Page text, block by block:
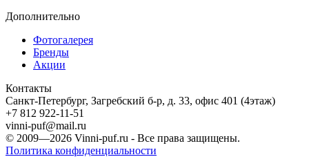
Дополнительно
Фотогалерея
Бренды
Акции
Контакты
Санкт-Петербург, Загребский б-р, д. 33, офис 401 (4этаж)
+7 812 922-11-51
vinni-puf@mail.ru
© 2009—2026 Vinni-puf.ru - Все права защищены.
Политика конфиденциальности